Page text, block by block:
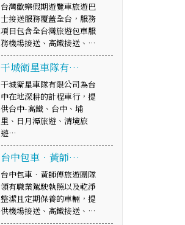
台灣歡樂假期遊覽車旅遊巴
士接送服務覆蓋全台，服務
項目包含全台灣旅遊包車服
務機場接送、高鐵接送、…
干城衛星車隊有…
干城衛星車隊有限公司為台
中在地深耕的計程車行，提
供台中-高鐵、台中、埔
里、日月潭旅遊、清境旅
遊…
台中包車‧黃師…
台中包車‧黃師傅旅遊團隊
領有職業駕駛執照以及乾淨
整潔且定期保養的車輛，提
供機場接送、高鐵接送、…